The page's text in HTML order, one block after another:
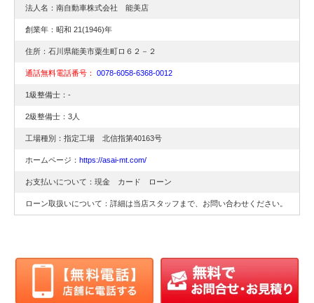
法人名：南自動車株式会社 能美店
創業年：昭和 21(1946)年
住所：石川県能美市粟生町ロ６２－２
通話無料電話番号： 0078-6058-6368-0012
1級整備士：-
2級整備士：3人
工場種別：指定工場 北信指第40163号
ホームページ： https://asai-mt.com/
お支払いについて：現金 カード ローン
ローン取扱いについて：詳細は当店スタッフまで、お問い合わせください。